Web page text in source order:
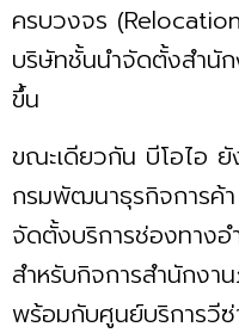
ครบวงจร
บริษัทชั้นนำจัดตั้งสำนัก
ขึ้น
ขณะเดียวกัน บีโอไอ
กรมพัฒนาธุรกิจการค้า
จัดตั้งบริการช่องทาง
สำหรับกิจการสำนักงา
พร้อมกับศูนย์บริการวี